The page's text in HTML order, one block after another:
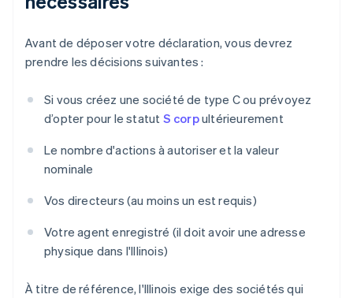
Avant de déposer votre déclaration, vous devrez
prendre les décisions suivantes :
Si vous créez une société de type C ou prévoyez
d’opter pour le statut S corpultérieurement
Le nombre d'actions à autoriser et la valeur
nominale
Vos directeurs (au moins un est requis)
Votre agent enregistré (il doit avoir une adresse
physique dans l'Illinois)
À titre de référence, l'Illinois exige des sociétés qui